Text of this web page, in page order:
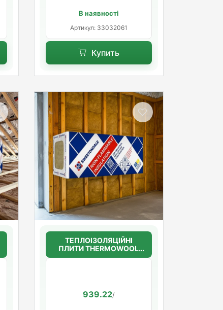
В наявності
Артикул: 33032061
Купить
ТЕПЛОІЗОЛЯЦІЙНІ
ПЛИТИ THERMOWOOL
BLOCK STANDARD 45
939.22/